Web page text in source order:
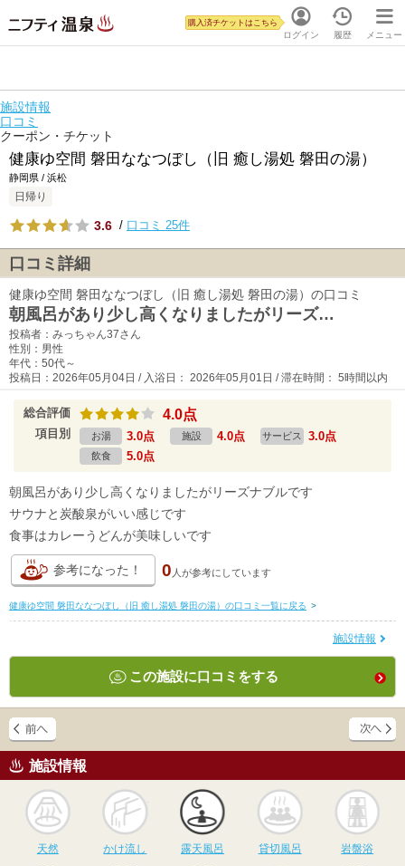
ログイン
購入済チケットはこちら
履歴 メニュー
施設情報
口コミ
クーポン・チケット
健康ゆ空間 磐田ななつぼし（旧 癒し湯処 磐田の湯）
静岡県 / 浜松
日帰り
3.6 / 口コミ 25件
口コミ詳細
健康ゆ空間 磐田ななつぼし（旧 癒し湯処 磐田の湯）の口コミ
朝風呂があり少し高くなりましたがリーズ…
投稿者：みっちゃん37さん
性別：男性
年代：50代～
投稿日：2026年05月04日 / 入浴日： 2026年05月01日 / 滞在時間： 5時間以内
総合評価 4.0点
項目別 お湯 3.0点 施設 4.0点 サービス 3.0点
飲食 5.0点
朝風呂があり少し高くなりましたがリーズナブルです
サウナと炭酸泉がいい感じです
食事はカレーうどんが美味しいです
参考になった！ 0 人が参考にしています
健康ゆ空間 磐田ななつぼし（旧 癒し湯処 磐田の湯）の口コミ一覧に戻る >
施設情報
この施設に口コミをする
施設情報
天然
かけ流し
かけ流し
露天風呂
露天風呂
貸切風呂
貸切風呂 岩盤浴